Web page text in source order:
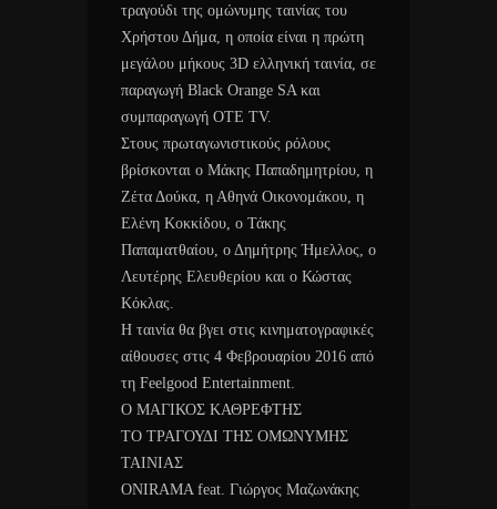
τραγούδι της ομώνυμης ταινίας του
Χρήστου Δήμα, η οποία είναι η πρώτη
μεγάλου μήκους 3D ελληνική ταινία, σε
παραγωγή Black Orange SA και
συμπαραγωγή OTE TV.
Στους πρωταγωνιστικούς ρόλους
βρίσκονται ο Μάκης Παπαδημητρίου, η
Ζέτα Δούκα, η Αθηνά Οικονομάκου, η
Ελένη Κοκκίδου, ο Τάκης
Παπαματθαίου, ο Δημήτρης Ήμελλος, ο
Λευτέρης Ελευθερίου και ο Κώστας
Κόκλας.
Η ταινία θα βγει στις κινηματογραφικές
αίθουσες στις 4 Φεβρουαρίου 2016 από
τη Feelgood Entertainment.
Ο ΜΑΓΙΚΟΣ ΚΑΘΡΕΦΤΗΣ
ΤΟ ΤΡΑΓΟΥΔΙ ΤΗΣ ΟΜΩΝΥΜΗΣ
ΤΑΙΝΙΑΣ
ONIRAMA feat. Γιώργος Μαζωνάκης